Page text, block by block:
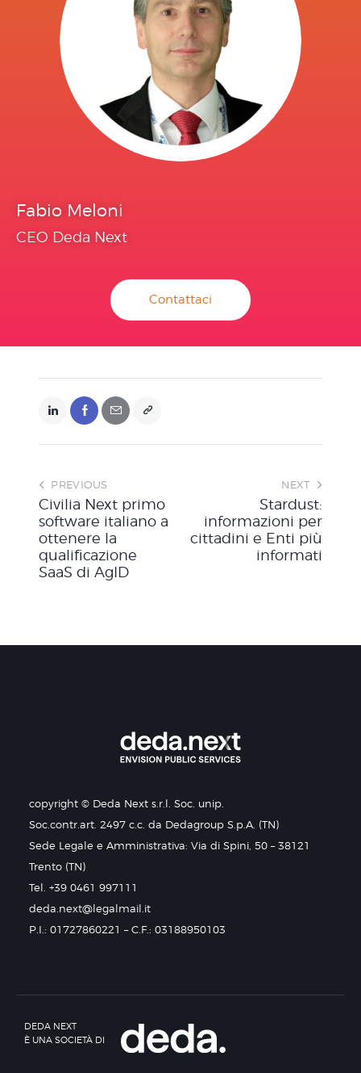
Fabio Meloni
CEO Deda Next
Contattaci
PREVIOUS
Civilia Next primo
software italiano a
ottenere la
qualificazione
SaaS di AgID
NEXT
Stardust:
informazioni per
cittadini e Enti più
informati
copyright © Deda Next s.r.l. Soc. unip.
Soc.contr.art. 2497 c.c. da Dedagroup S.p.A. (TN)
Sede Legale e Amministrativa: Via di Spini, 50 – 38121
Trento (TN)
Tel. +39 0461 997111
deda.next@legalmail.it
P.I.: 01727860221 – C.F.: 03188950103
DEDA NEXT
È UNA SOCIETÀ DI